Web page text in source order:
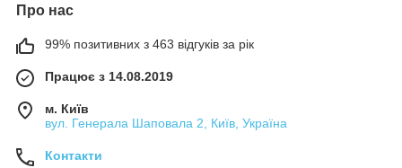
Про нас
99% позитивних з 463 відгуків за рік
Працює з 14.08.2019
м. Київ
вул. Генерала Шаповала 2, Київ, Україна
Контакти